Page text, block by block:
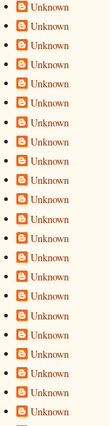
Unknown
Unknown
Unknown
Unknown
Unknown
Unknown
Unknown
Unknown
Unknown
Unknown
Unknown
Unknown
Unknown
Unknown
Unknown
Unknown
Unknown
Unknown
Unknown
Unknown
Unknown
Unknown